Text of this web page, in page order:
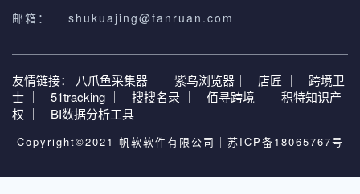
邮箱：
shukuajing@fanruan.com
友情链接： 八爪鱼采集器 ｜ 紫鸟浏览器｜ 店匠 ｜
跨境卫
士 ｜
51tracking ｜ 搜搜名录 ｜ 佰寻跨境 ｜
积特知识产
权 ｜
BI数据分析工具
Copyright©2021 帆软软件有限公司｜ 苏ICP备18065767号